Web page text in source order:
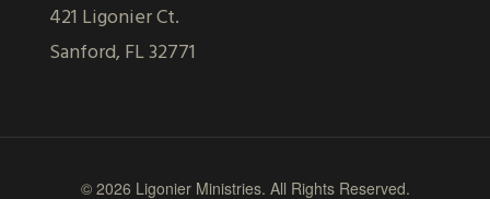
421 Ligonier Ct.
Sanford, FL 32771
© 2026 Ligonier Ministries. All Rights Reserved.